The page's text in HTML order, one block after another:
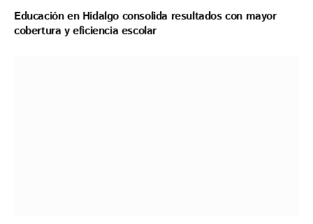
Educación en Hidalgo consolida resultados con mayor
cobertura y eficiencia escolar